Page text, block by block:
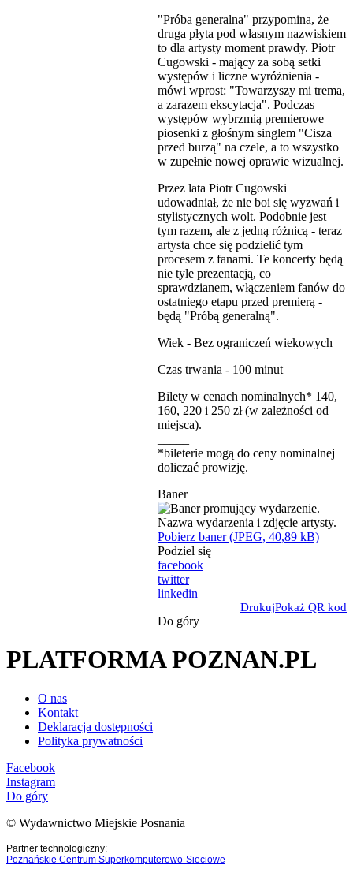
"Próba generalna" przypomina, że
druga płyta pod własnym nazwiskiem
to dla artysty moment prawdy. Piotr
Cugowski - mający za sobą setki
występów i liczne wyróżnienia -
mówi wprost: "Towarzyszy mi trema,
a zarazem ekscytacja". Podczas
występów wybrzmią premierowe
piosenki z głośnym singlem "Cisza
przed burzą" na czele, a to wszystko
w zupełnie nowej oprawie wizualnej.
Przez lata Piotr Cugowski
udowadniał, że nie boi się wyzwań i
stylistycznych wolt. Podobnie jest
tym razem, ale z jedną różnicą - teraz
artysta chce się podzielić tym
procesem z fanami. Te koncerty będą
nie tyle prezentacją, co
sprawdzianem, włączeniem fanów do
ostatniego etapu przed premierą -
będą "Próbą generalną".
Wiek - Bez ograniczeń wiekowych
Czas trwania - 100 minut
Bilety w cenach nominalnych* 140,
160, 220 i 250 zł (w zależności od
miejsca).
*bileterie mogą do ceny nominalnej
doliczać prowizję.
Baner
Pobierz baner (JPEG, 40,89 kB)
Podziel się
facebook
twitter
linkedin
DrukujPokaż QR kod
Do góry
PLATFORMA POZNAN.PL
O nas
Kontakt
Deklaracja dostępności
Polityka prywatności
Facebook
Instagram
Do góry
© Wydawnictwo Miejskie Posnania
Partner technologiczny:
Poznańskie Centrum Superkomputerowo-Sieciowe